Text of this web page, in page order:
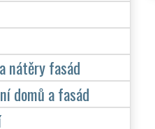
nátěry fasád
domů a fasád